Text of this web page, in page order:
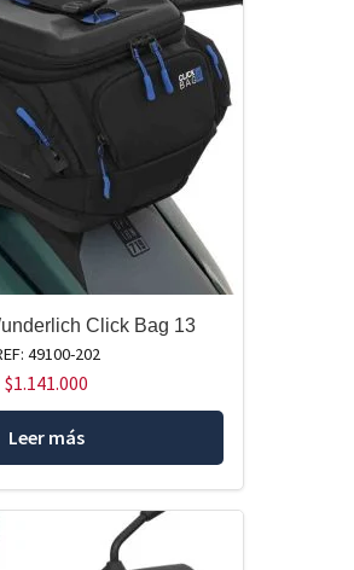
Click Bag 13
49100-202
$1.141.000
Leer más